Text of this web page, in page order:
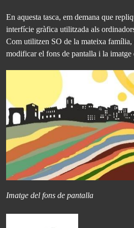
En aquesta tasca, em demana que
interfície gràfica utilitzada als
Com utilitzen SO de la mateixa família,
modificar el fons de pantalla i la imatge
Imatge del fons de pantalla